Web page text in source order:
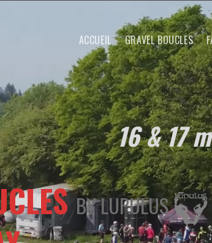
ACCUEIL GRAVEL BOUCLES
16 & 17
BY LUPULUS